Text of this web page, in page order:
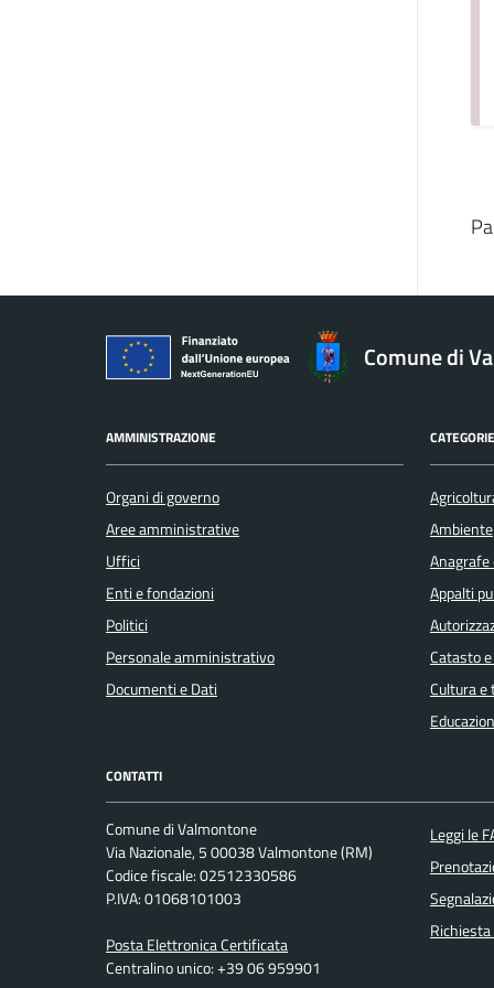
Comune di
AMMINISTRAZIONE
Organi di governo
Aree amministrative
Uffici
Enti e fondazioni
Politici
Personale amministrativo
Documenti e Dati
Ambiente
Appalti
Catasto
Cultura e
CONTATTI
Comune di Valmontone
Via Nazionale, 5 00038 Valmontone (RM)
Codice fiscale: 02512330586
P.IVA: 01068101003
Posta Elettronica Certificata
Centralino unico: +39 06 959901
Leggi le